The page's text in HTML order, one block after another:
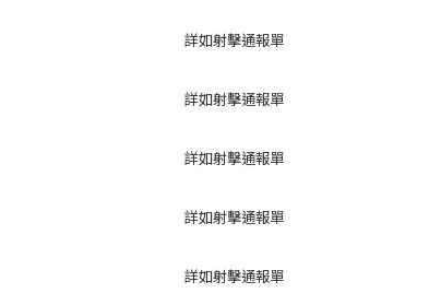
詳如射擊通報單
詳如射擊通報單
詳如射擊通報單
詳如射擊通報單
詳如射擊通報單